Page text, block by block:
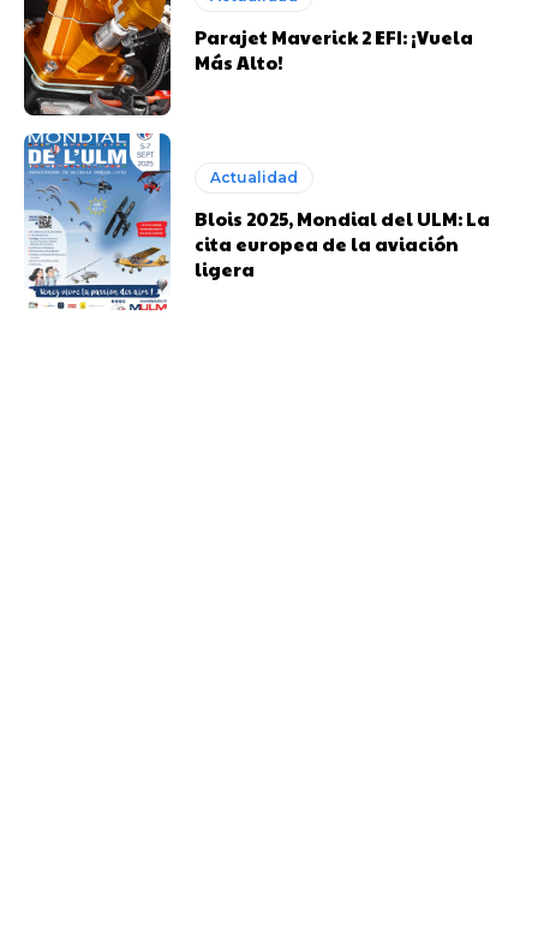
Parajet Maverick 2 EFI: ¡Vuela
Más Alto!
Actualidad
Blois 2025, Mondial del ULM: La
cita europea de la aviación
ligera